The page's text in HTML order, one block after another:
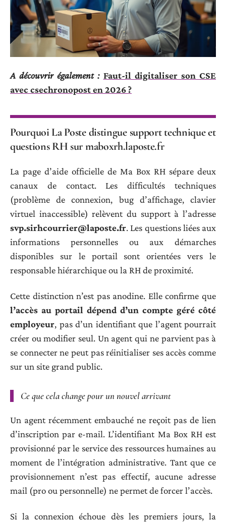
A découvrir également : Faut-il digitaliser son CSE
avec csechronopost en 2026 ?
Pourquoi La Poste distingue support technique et
questions RH sur maboxrh.laposte.fr
La page d’aide officielle de Ma Box RH sépare deux
canaux de contact. Les difficultés techniques
(problème de connexion, bug d’affichage, clavier
virtuel inaccessible) relèvent du support à l’adresse
svp.sirhcourrier@laposte.fr. Les questions liées aux
informations personnelles ou aux démarches
disponibles sur le portail sont orientées vers le
responsable hiérarchique ou la RH de proximité.
Cette distinction n’est pas anodine. Elle confirme que
l’accès au portail dépend d’un compte géré côté
employeur, pas d’un identifiant que l’agent pourrait
créer ou modifier seul. Un agent qui ne parvient pas à
se connecter ne peut pas réinitialiser ses accès comme
sur un site grand public.
Ce que cela change pour un nouvel arrivant
Un agent récemment embauché ne reçoit pas de lien
d’inscription par e-mail. L’identifiant Ma Box RH est
provisionné par le service des ressources humaines au
moment de l’intégration administrative. Tant que ce
provisionnement n’est pas effectif, aucune adresse
mail (pro ou personnelle) ne permet de forcer l’accès.
Si la connexion échoue dès les premiers jours, la